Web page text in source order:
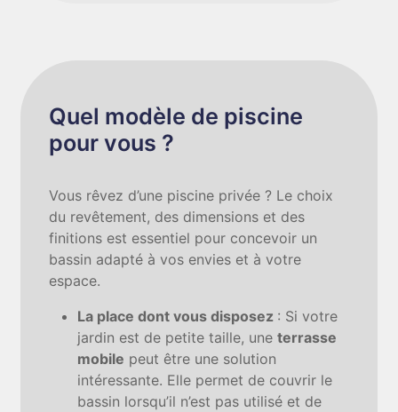
Quel modèle de piscine
pour vous ?
Vous rêvez d’une piscine privée ? Le choix
du revêtement, des dimensions et des
finitions est essentiel pour concevoir un
bassin adapté à vos envies et à votre
espace.
La place dont vous disposez : Si votre
jardin est de petite taille, uneterrasse
mobile peut être une solution
intéressante. Elle permet de couvrir le
bassin lorsqu’il n’est pas utilisé et de